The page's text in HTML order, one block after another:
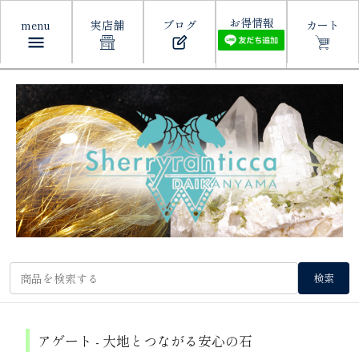
menu 実店舗 ブログ お得情報 カート
検索
アゲート - 大地とつながる安心の石